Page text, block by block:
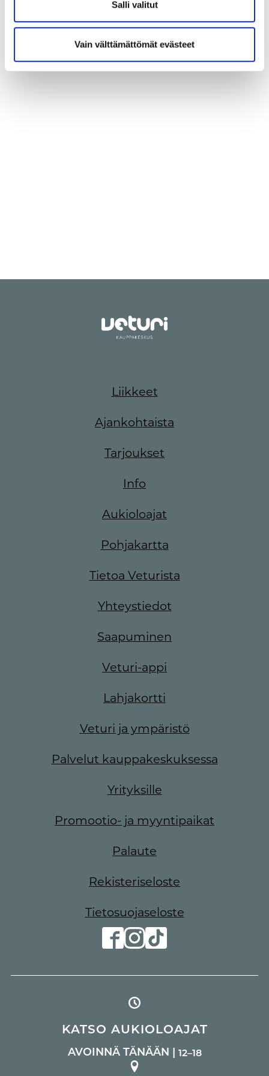
Salli valitut
Vain välttämättömät evästeet
LISÄÄ LIIKKEITÄ
KATSO AUKIOLOAJAT
AVOINNÄ TÄNÄÄN | 12–18
Liikkeet
Ajankohtaista
Tarjoukset
Info
Aukioloajat
Pohjakartta
Tietoa Veturista
Yhteystiedot
Saapuminen
Veturi-appi
Lahjakortti
Veturi ja ympäristö
Palvelut kauppakeskuksessa
Yrityksille
Promootio- ja myyntipaikat
Palaute
Rekisteriseloste
Tietosuojaseloste